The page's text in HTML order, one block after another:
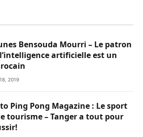
Bensouda Mourri – Le patron
artificielle est un
2019
Ping Pong Magazine : Le sport
tourisme – Tanger a tout pour